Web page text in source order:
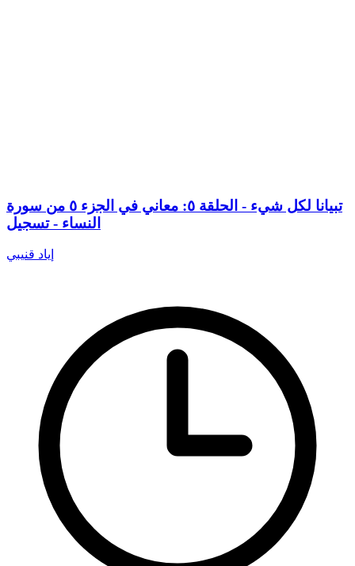
تبيانا لكل شيء - الحلقة ٥: معاني في الجزء ٥ من سورة
النساء - تسجيل
إياد قنيبي